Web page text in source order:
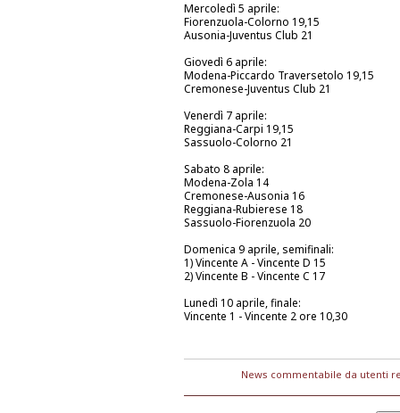
Mercoledì 5 aprile:
Fiorenzuola-Colorno 19,15
Ausonia-Juventus Club 21
Giovedì 6 aprile:
Modena-Piccardo Traversetolo 19,15
Cremonese-Juventus Club 21
Venerdì 7 aprile:
Reggiana-Carpi 19,15
Sassuolo-Colorno 21
Sabato 8 aprile:
Modena-Zola 14
Cremonese-Ausonia 16
Reggiana-Rubierese 18
Sassuolo-Fiorenzuola 20
Domenica 9 aprile, semifinali:
1) Vincente A - Vincente D 15
2) Vincente B - Vincente C 17
Lunedì 10 aprile, finale:
Vincente 1 - Vincente 2 ore 10,30
News commentabile da utenti